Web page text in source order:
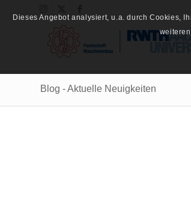
Blog - Aktuelle Neuigkeiten
Dieses Angebot analysiert, u.a. durch Cookies,